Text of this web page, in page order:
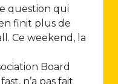
question qui
finit plus de
Ce weekend, la
Board
n’a pas fait